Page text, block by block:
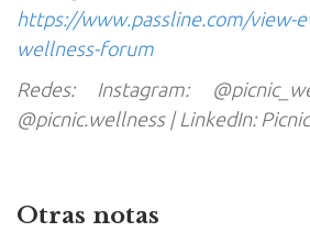
https://www.passline.com/view-
wellness-forum
Redes: Instagram:
@picnic.wellness | LinkedIn:
Otras notas